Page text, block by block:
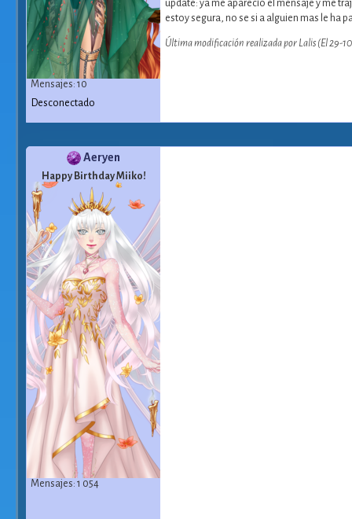
Mensajes: 10
update: ya me apareció el mensaje y me
estoy segura, no se si a alguien mas le ha
Última modificación realizada por Lalis (El 29-
Desconectado
Aeryen
Happy Birthday Miiko!
Mensajes: 1 054